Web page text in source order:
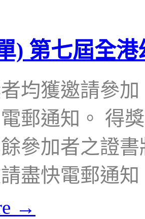
) 第七屆全
均獲邀請參
郵通知。 得
參加者之證
盡快電郵通知
→